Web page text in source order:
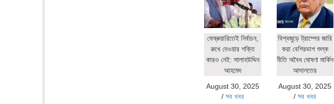
ফেব্রুয়ারিতেই নির্বাচন,
রুখে দেওয়ার শক্তি
কারও নেই: সালাহউদ্দিন
আহমেদ
August 30, 2025
/সব খবর
বিশ্বজুড়ে ট্রাম্পের জারি
করা বেশিরভাগ শুল্ক
নীতি অবৈধ ঘোষণা মার্কিন
আদালতের
August 30, 2025
/সব খবর